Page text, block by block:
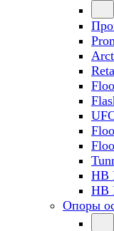
HB
HB
Опоры